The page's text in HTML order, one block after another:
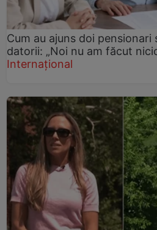
Cum au ajuns doi pensionari
datorii: „Noi nu am făcut
Internațional